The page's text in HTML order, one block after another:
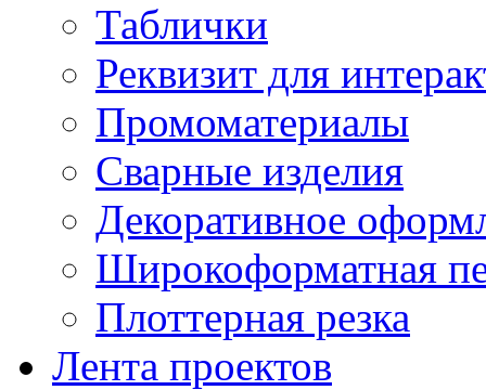
Таблички
Реквизит для
Промоматериалы
Сварные изделия
Декоративное
Широкоформатная
Плоттерная резка
Лента проектов